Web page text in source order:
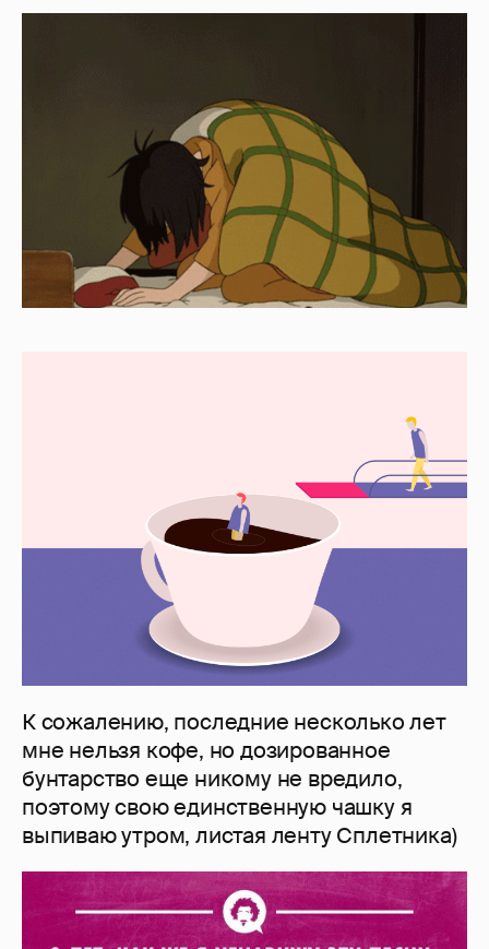
К сожалению, последние несколько лет
мне нельзя кофе, но дозированное
бунтарство еще никому не вредило,
поэтому свою единственную чашку я
выпиваю утром, листая ленту Сплетника)